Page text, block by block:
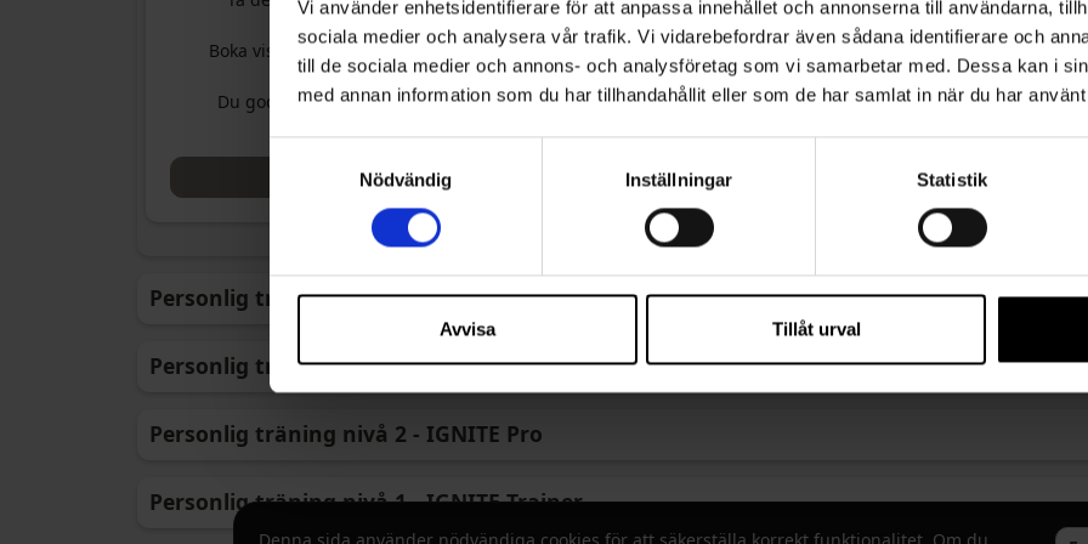
Vi använder enhetsidentifierare för att anpassa innehållet och annonserna till användarna,
sociala medier och analysera vår trafik. Vi vidarebefordrar även sådana identifierare och
till de sociala medier och annons- och analysföretag som vi samarbetar med. Dessa kan i
med annan information som du har tillhandahållit eller som de har samlat in när du har
Nödvändig
Inställningar Statistik
Avvisa Tillåt urval
erbjudanden.
Boka vissa eventklasser kostnadsfritt.
Du godkänner även att vi får skicka
Välj
Personlig träning nivå 4 - IGNITE Specialist
Personlig träning nivå 3 - IGNITE Master
Personlig träning nivå 2 - IGNITE Pro
Personlig träning nivå 1 - IGNITE Trainer